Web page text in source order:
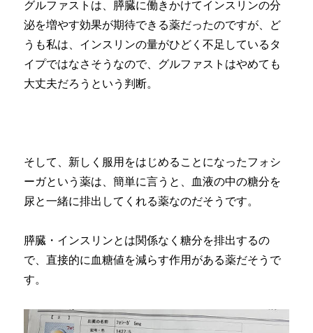
グルファストは、膵臓に働きかけてインスリンの分
泌を増やす効果が期待できる薬だったのですが、ど
うも私は、インスリンの量がひどく不足しているタ
イプではなさそうなので、グルファストはやめても
大丈夫だろうという判断。
そして、新しく服用をはじめることになったフォシ
ーガという薬は、簡単に言うと、血液の中の糖分を
尿と一緒に排出してくれる薬なのだそうです。
膵臓・インスリンとは関係なく糖分を排出するの
で、直接的に血糖値を減らす作用がある薬だそうで
す。